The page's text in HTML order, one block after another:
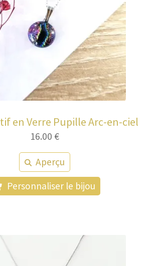
en Verre Pupille Arc-en-ciel
16.00 €
Aperçu
Personnaliser le bijou